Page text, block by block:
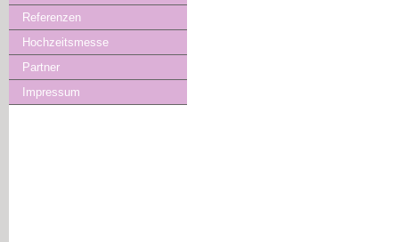
Referenzen
Hochzeitsmesse
Partner
Impressum